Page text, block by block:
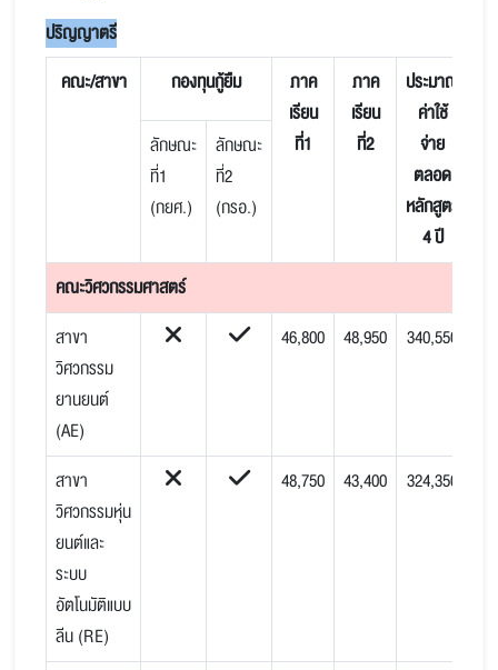
ปริญญาตรี
คณะ/สาขา
กองทุนกู้ยืม
ภาค
เรียน
ที่1
ภาค
เรียน
ที่2
ประมาณ
ค่าใช้
จ่าย
ตลอด
หลักสูตร
4 ปี
ลักษณะ
ที่1
(กยศ.)
ลักษณะ
ที่2
(กรอ.)
คณะวิศวกรรมศาสตร์
สาขา
วิศวกรรม
ยานยนต์
(AE)
46,800 48,950 340,550
สาขา
วิศวกรรมหุ่น
ยนต์และ
ระบบ
อัตโนมัติแบบ
ลีน (RE)
48,750 43,400 324,350